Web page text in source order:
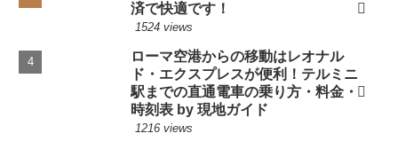
済で快適です！
1524 views
ローマ空港からの移動はレオナル
ド・エクスプレスが便利！テルミニ
駅までの直通電車の乗り方・料金・
時刻表 by 現地ガイド
1216 views